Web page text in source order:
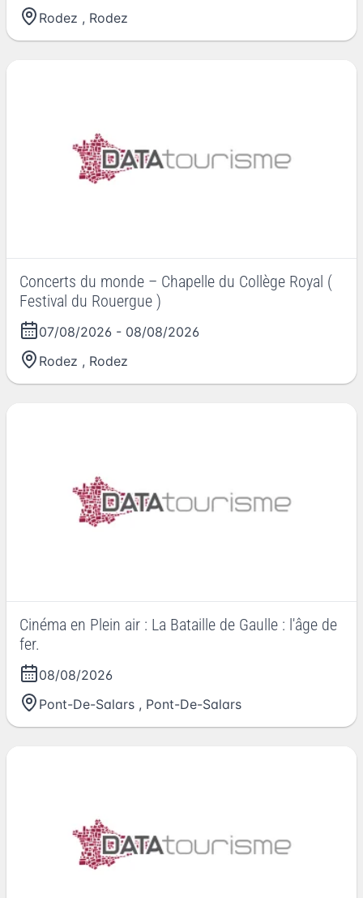
Rodez , Rodez
Concerts du monde – Chapelle du Collège Royal (
Festival du Rouergue )
07/08/2026 - 08/08/2026
Rodez , Rodez
Cinéma en Plein air : La Bataille de Gaulle : l'âge de
fer.
08/08/2026
Pont-De-Salars , Pont-De-Salars